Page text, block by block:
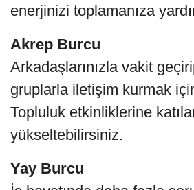
enerjinizi toplamanıza
Akrep Burcu
Arkadaşlarınızla vakit
gruplarla iletişim kurmak
Topluluk etkinliklerine
yükseltebilirsiniz.
Yay Burcu